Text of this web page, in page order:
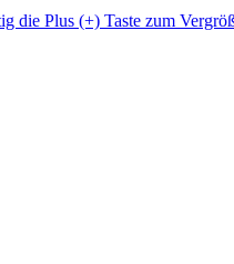
Plus (+) Taste zum